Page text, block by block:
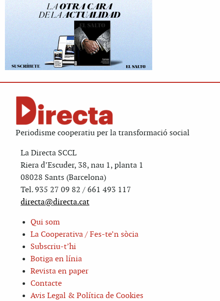
Periodisme cooperatiu per la transformació social
La Directa SCCL
Riera d’Escuder, 38, nau 1, planta 1
08028 Sants (Barcelona)
Tel. 935 27 09 82 / 661 493 117
directa@directa.cat
Qui som
La Cooperativa / Fes-te’n sòcia
Subscriu-t’hi
Botiga en línia
Revista en paper
Contacte
Avis Legal & Política de Cookies